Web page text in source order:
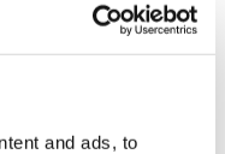
and ads, to